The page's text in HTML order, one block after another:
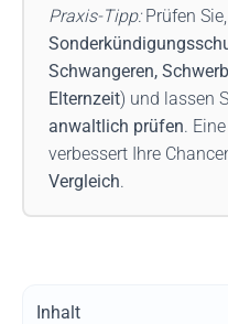
Praxis-Tipp:Prüfen
Schwangeren,
Elternzeit) und lassen
anwaltlich prüfen.
verbessert Ihre
Vergleich.
Inhalt